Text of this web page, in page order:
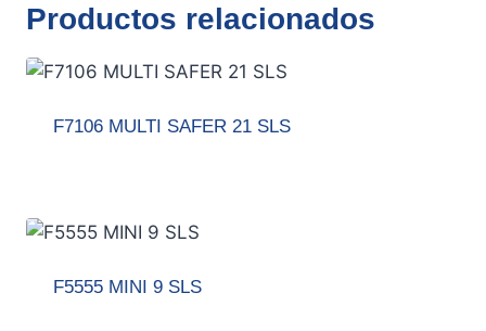
Productos relacionados
F7106 MULTI SAFER 21 SLS
F5555 MINI 9 SLS